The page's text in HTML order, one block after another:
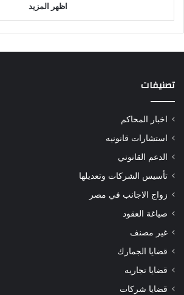
اظهر المزيد
تصنيفات
اخبار المحاكم
استشارات قانونيه
الدعم القانوني
تأسيس الشركات وتعديلها
زواج الاجانب في مصر
صياغة العقود
غير مصنف
قضايا الجمارك
قضايا تجاريه
قضايا شركات